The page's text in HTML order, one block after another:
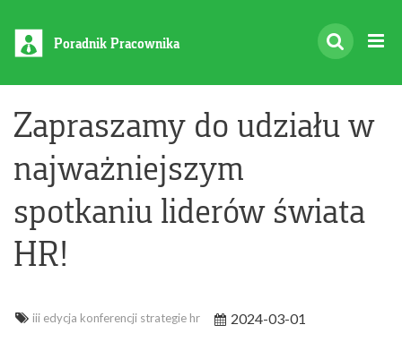
Poradnik Pracownika
Zapraszamy do udziału w
najważniejszym
spotkaniu liderów świata
HR!
iii edycja konferencji strategie hr 2024-03-01